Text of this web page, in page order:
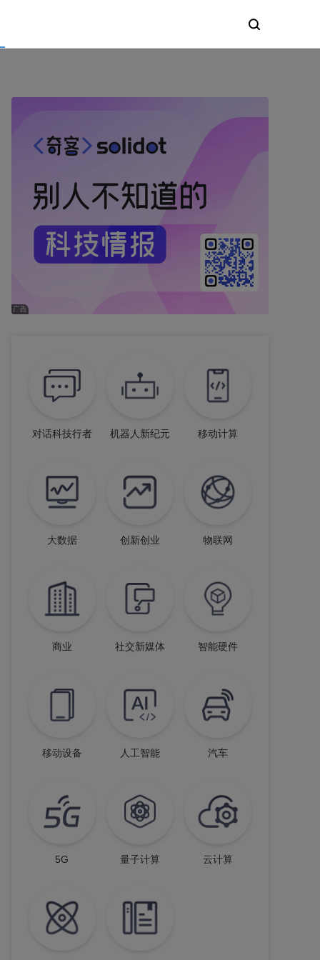
对话科技行者 机器人新纪元 移动计算
大数据 创新创业 物联网
商业 社交新媒体 智能硬件
移动设备 人工智能 汽车
5G 量子计算 云计算